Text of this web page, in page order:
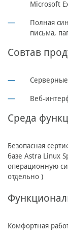
Microsoft
Полная
письма,
Совтав
Веб-
Cреда
Безопасная
базе Astra Linux
операционную
отдельно )
Комфортная